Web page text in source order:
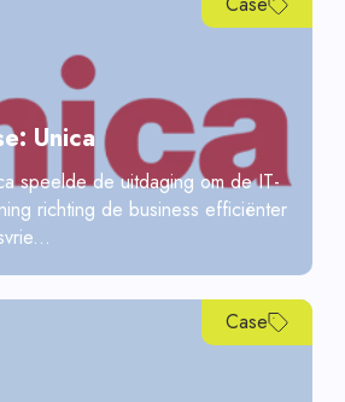
Unica
speelde de uitdaging om de IT-
richting de business efficiënter
Case